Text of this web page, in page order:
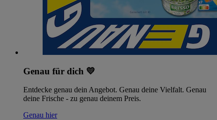
Genau für dich 💛
Entdecke genau dein Angebot. Genau deine Vielfalt. Genau
deine Frische - zu genau deinem Preis.
Genau hier